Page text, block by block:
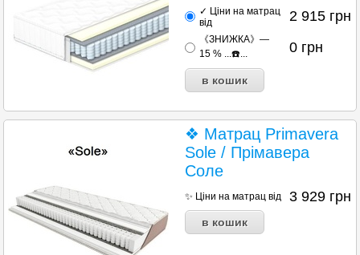
✓ Ціни на матрац
від
2 915 грн
《ЗНИЖКА》—
15 % ...☎️...
0 грн
❖ Матрац Primavera
Sole / Прімавера
Соле
✨ Ціни на матрац від 3 929 грн